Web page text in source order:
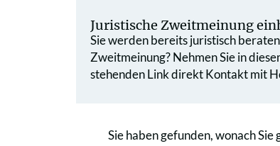
Juristische Zweit­meinung
Sie werden bereits juristisch
Zweit­meinung? Nehmen Sie in
stehenden Link direkt Kontakt mit
Sie haben gefunden, wonach